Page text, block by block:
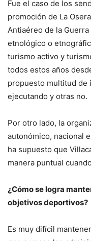
Fue el caso de los
promoción de La
Antiaéreo de la
etnológico o
turismo activo y
todos estos años
propuesto multitud de
ejecutando y otras no.
Por otro lado, la
autonómico, nacional
ha supuesto que
manera puntual
¿Cómo se logra
objetivos deportivos?
Es muy difícil